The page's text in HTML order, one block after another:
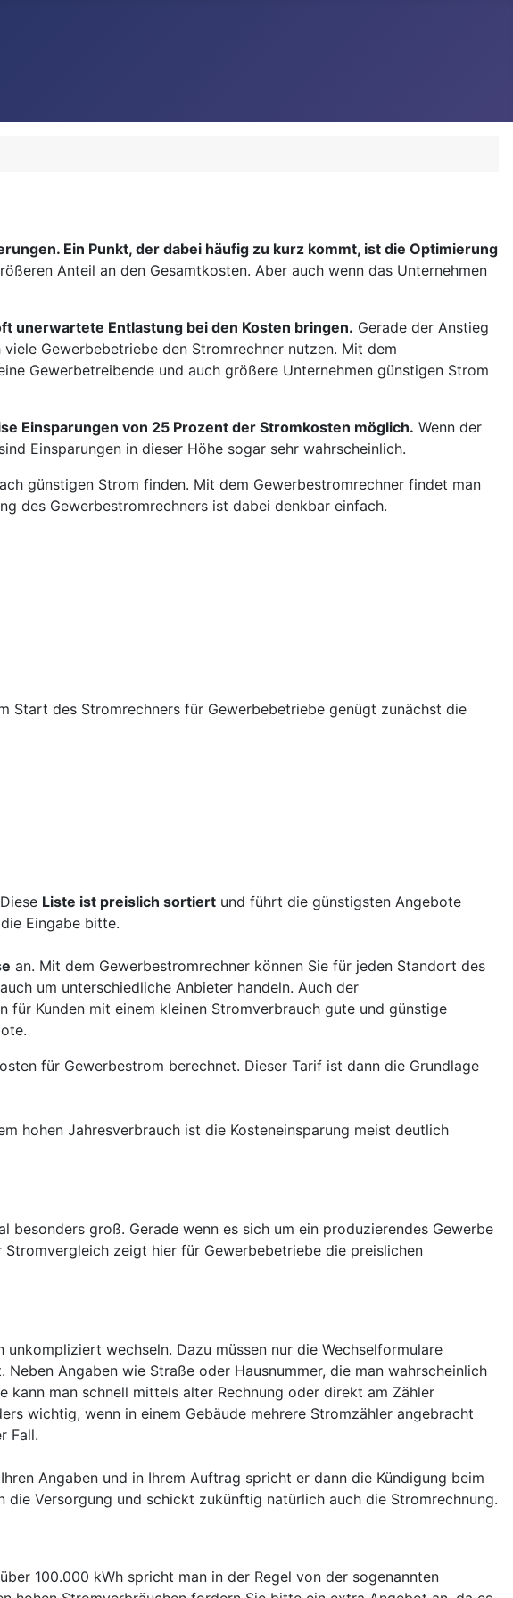
Ein Punkt, der dabei häufig zu kurz kommt, ist die Optimierung
Anteil an den Gesamtkosten. Aber auch wenn das Unternehmen
unerwartete Entlastung bei den Kosten bringen. Gerade der Anstieg
Gewerbebetriebe den Stromrechner nutzen. Mit dem
Gewerbetreibende und auch größere Unternehmen günstigen Strom
Einsparungen von 25 Prozent der Stromkosten möglich. Wenn der
Einsparungen in dieser Höhe sogar sehr wahrscheinlich.
günstigen Strom finden. Mit dem Gewerbestromrechner findet man
des Gewerbestromrechners ist dabei denkbar einfach.
Start des Stromrechners für Gewerbebetriebe genügt zunächst die
Liste ist preislich sortiert und führt die günstigsten Angebote
Eingabe bitte.
an. Mit dem Gewerbestromrechner können Sie für jeden Standort des
um unterschiedliche Anbieter handeln. Auch der
für Kunden mit einem kleinen Stromverbrauch gute und günstige
für Gewerbestrom berechnet. Dieser Tarif ist dann die Grundlage
hohen Jahresverbrauch ist die Kosteneinsparung meist deutlich
groß. Gerade wenn es sich um ein produzierendes Gewerbe
zeigt hier für Gewerbebetriebe die preislichen
wechseln. Dazu müssen nur die Wechselformulare
Angaben wie Straße oder Hausnummer, die man wahrscheinlich
kann man schnell mittels alter Rechnung oder direkt am Zähler
wichtig, wenn in einem Gebäude mehrere Stromzähler angebracht
Fall.
Angaben und in Ihrem Auftrag spricht er dann die Kündigung beim
Versorgung und schickt zukünftig natürlich auch die Stromrechnung.
100.000 kWh spricht man in der Regel von der sogenannten